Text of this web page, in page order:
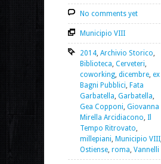
No comments yet
Municipio VIII
2014 Archivio Storico
Biblioteca Cerveteri
coworking dicembre ex
Bagni Pubblici Fata
Garbatella Garbatella
Gea Copponi Giovanna
Mirella Arcidiacono Il
Tempo Ritrovato
millepiani Municipio VIII
Ostiense roma Vannelli